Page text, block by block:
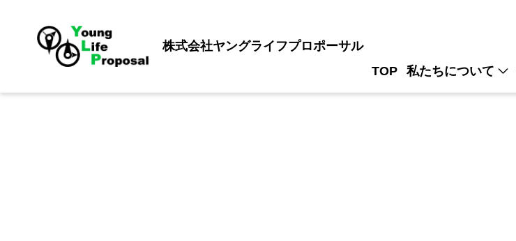
株式会社ヤングライフプロポーサル
TOP
私たちについて
ISMS
パンフレット請求
Value宣言